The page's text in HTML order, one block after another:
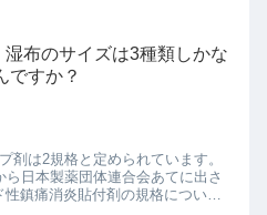
湿布のサイズは3種類しかな
ですか？
剤は2規格と定められています。
日本製薬団体連合会あてに出さ
鎮痛消炎貼付剤の規格につい